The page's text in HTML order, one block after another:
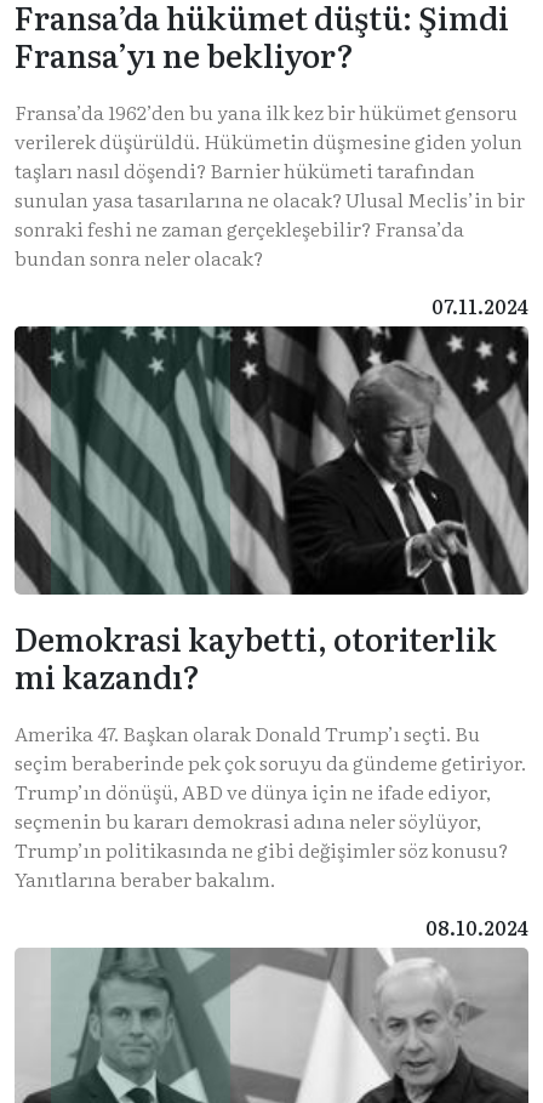
Fransa’da hükümet düştü: Şimdi
Fransa’yı ne bekliyor?
Fransa’da 1962’den bu yana ilk kez bir hükümet gensoru
verilerek düşürüldü. Hükümetin düşmesine giden yolun
taşları nasıl döşendi? Barnier hükümeti tarafından
sunulan yasa tasarılarına ne olacak? Ulusal Meclis’in bir
sonraki feshi ne zaman gerçekleşebilir? Fransa’da
bundan sonra neler olacak?
07.11.2024
Demokrasi kaybetti, otoriterlik
mi kazandı?
Amerika 47. Başkan olarak Donald Trump’ı seçti. Bu
seçim beraberinde pek çok soruyu da gündeme getiriyor.
Trump’ın dönüşü, ABD ve dünya için ne ifade ediyor,
seçmenin bu kararı demokrasi adına neler söylüyor,
Trump’ın politikasında ne gibi değişimler söz konusu?
Yanıtlarına beraber bakalım.
08.10.2024